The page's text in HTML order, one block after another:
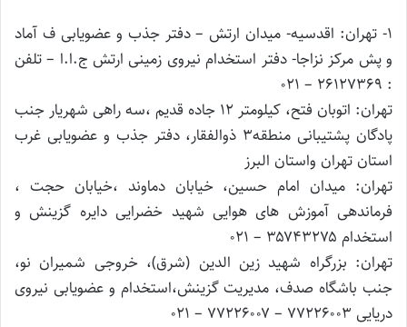
۱- تهران: اقدسیه- میدان ارتش – دفتر جذب و عضویابی ف آماد
و پش مرکز نزاجا- دفتر استخدام نیروی زمینی ارتش ج.ا.ا – تلفن
: ۲۶۱۲۷۳۶۹ – ۰۲۱
تهران: اتوبان فتح، کیلومتر ۱۲ جاده قدیم ،سه راهی شهریار جنب
پادگان پشتیبانی منطقه۳ ذوالفقار، دفتر جذب و عضویابی غرب
استان تهران واستان البرز
تهران: میدان امام حسین، خیابان دماوند ،خیابان حجت ،
فرماندهی آموزش های هوایی شهید خضرایی دایره گزینش و
استخدام ۳۵۷۴۳۲۷۵ – ۰۲۱
تهران: بزرگراه شهید زین الدین (شرق)، خروجی شمیران نو،
جنب باشگاه صدف، مدیریت گزینش،استخدام و عضویابی نیروی
دریایی ۷۷۲۲۶۰۰۳ – ۷۷۲۲۶۰۰۷ – ۰۲۱